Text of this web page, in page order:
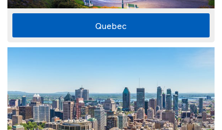
Quebec